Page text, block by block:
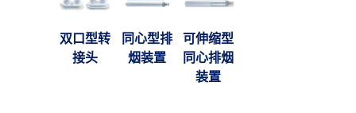
双口型转
接头
同心型排
烟装置
可伸缩型
同心排烟
装置